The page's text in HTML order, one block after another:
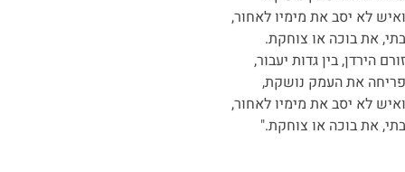
ואיש לא יסב את מימיו לאחור,
בתי, את בוכה או צוחקת.
זורם הירדן, בין גדות יעבור,
פריחה את העמק נושקת,
ואיש לא יסב את מימיו לאחור,
בתי, את בוכה או צוחקת."